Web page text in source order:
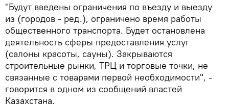
"Будут введены ограничения по въезду и выезду
из (городов - ред.), ограничено время работы
общественного транспорта. Будет остановлена
деятельность сферы предоставления услуг
(салоны красоты, сауны). Закрываются
строительные рынки, ТРЦ и торговые точки, не
связанные с товарами первой необходимости", -
говорится в одном из сообщений властей
Казахстана.